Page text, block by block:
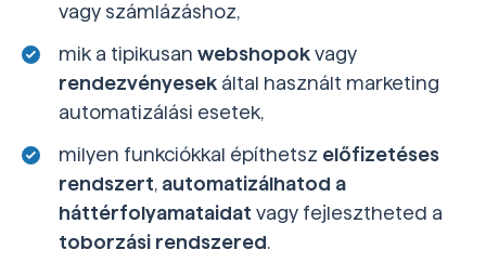
vagy számlázáshoz,
mik a tipikusan webshopok vagy
rendezvényesek által használt marketing
automatizálási esetek,
milyen funkciókkal építhetsz előfizetéses
rendszert, automatizálhatod a
háttérfolyamataidat vagy fejlesztheted a
toborzási rendszered.